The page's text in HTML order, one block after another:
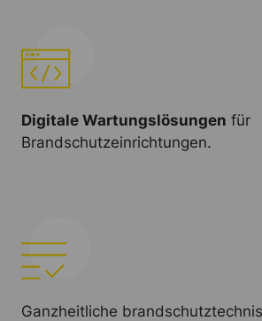
Digitale Wartungslösungen für
Brandschutzeinrichtungen.
Ganzheitliche